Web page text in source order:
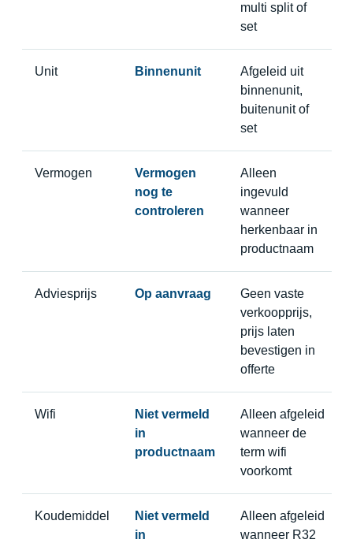
multi split of
set
Unit Binnenunit
Afgeleid uit
binnenunit,
buitenunit of
set
Vermogen
Vermogen
nog te
controleren
Alleen
ingevuld
wanneer
herkenbaar in
productnaam
Adviesprijs Op aanvraag
Geen vaste
verkoopprijs,
prijs laten
bevestigen in
offerte
Wifi
Niet vermeld
in
productnaam
Alleen afgeleid
wanneer de
term wifi
voorkomt
Koudemiddel
Niet vermeld
in
Alleen afgeleid
wanneer R32